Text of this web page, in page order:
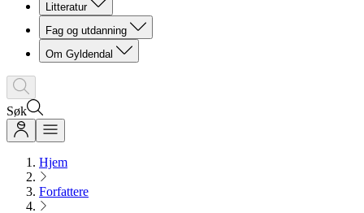
Litteratur
Fag og utdanning
Om Gyldendal
Søk
Hjem
Forfattere